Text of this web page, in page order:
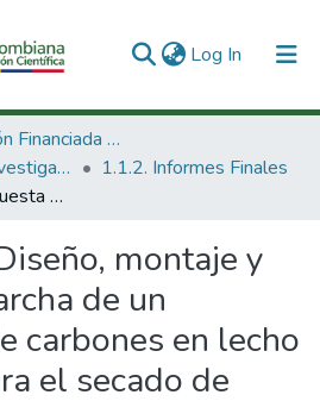
Log In (current)
1. Investigación Financiada con Recursos Públicos
1.1 Productos de investigación
1.1.2. Informes Finales
Diseño, montaje y puesta en marcha de un gasificador de carbones en lecho fluidizado para el secado de ladrillos
montaje y
de un
carbones en lecho
el secado de